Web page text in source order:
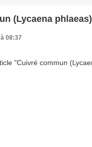
(Lycaena phlaeas)
08:37